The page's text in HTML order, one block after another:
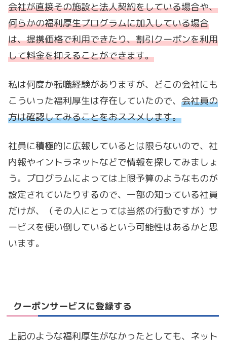
会社が直接その施設と法人契約をしている場合や、
何らかの福利厚生プログラムに加入している場合
は、提携価格で利用できたり、割引クーポンを利用
して料金を抑えることができます。
私は何度か転職経験がありますが、どこの会社にも
こういった福利厚生は存在していたので、 会社員の
方は確認してみることをおススメします。
社員に積極的に広報しているとは限らないので、社
内報やイントラネットなどで情報を探してみましょ
う。プログラムによっては上限予算のようなものが
設定されていたりするので、一部の知っている社員
だけが、（その人にとっては当然の行動ですが）サ
ービスを使い倒しているという可能性はあるかと思
います。
クーポンサービスに登録する
上記のような福利厚生がなかったとしても、ネット